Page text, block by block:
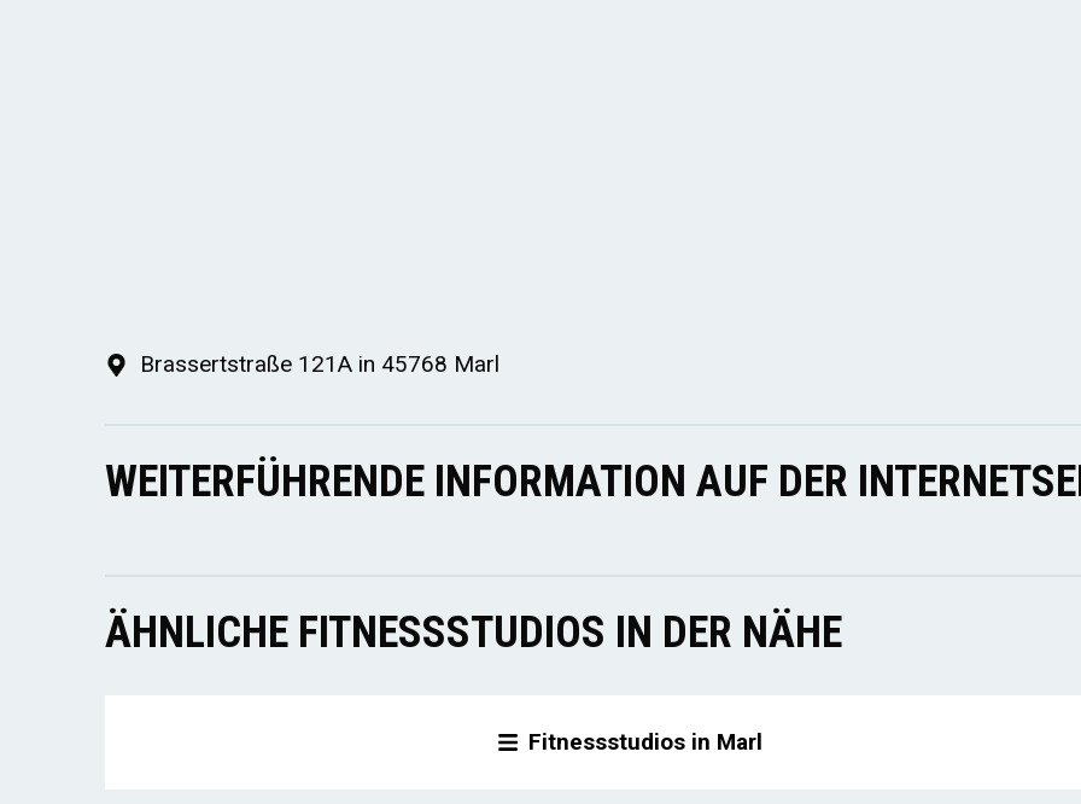
Brassertstraße 121A in 45768 Marl
WEITERFÜHRENDE INFORMATION AUF DER
ÄHNLICHE FITNESSSTUDIOS IN DER NÄHE
Fitnessstudios in Marl